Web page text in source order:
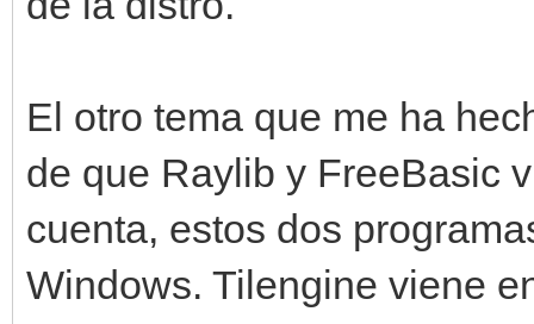
El otro tema que me ha
de que Raylib y FreeBasic
cuenta, estos dos
Windows. Tilengine viene